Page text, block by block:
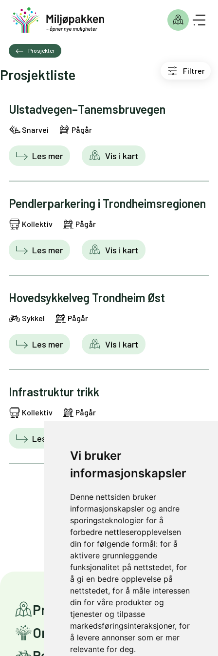
Vi bruker
informasjonskapsler
Denne nettsiden bruker
informasjonskapsler og andre
sporingsteknologier for å
forbedre nettleseropplevelsen
din for følgende formål: for å
aktivere grunnleggende
funksjonalitet på nettstedet, for
å gi en bedre opplevelse på
nettstedet, for å måle interessen
din for våre produkter og
tjenester og tilpasse
markedsføringsinteraksjoner, for
å levere annonser som er mer
relevante for deg.
Prosjekter
Prosjektliste Filtrer
Ulstadvegen–Tanemsbruvegen
Snarvei Pågår
Les mer Vis i kart
Pendlerparkering i Trondheimsregionen
Kollektiv Pågår
Les mer Vis i kart
Hovedsykkelveg Trondheim Øst
Sykkel Pågår
Les mer Vis i kart
Infrastruktur trikk
Kollektiv Pågår
Les mer
3 av 3
Prosjekter
Om Miljøpakken